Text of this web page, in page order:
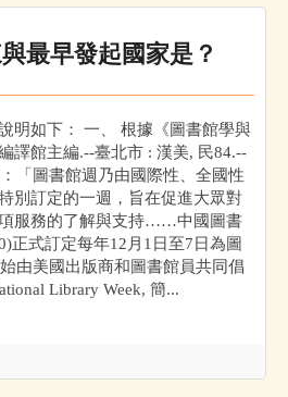
最早發起國家是？
明如下： 一、 根據《圖書館學與
譯館主編.--臺北市 : 漢美, 民84.--
「圖書館週乃由國際性、全國性
別訂定的一週，旨在促進大眾對
服務的了解與支持……中國圖書
正式訂定每年12月1日至7日為圖
由美國出版商和圖書館員共同倡
Library Week, 簡...